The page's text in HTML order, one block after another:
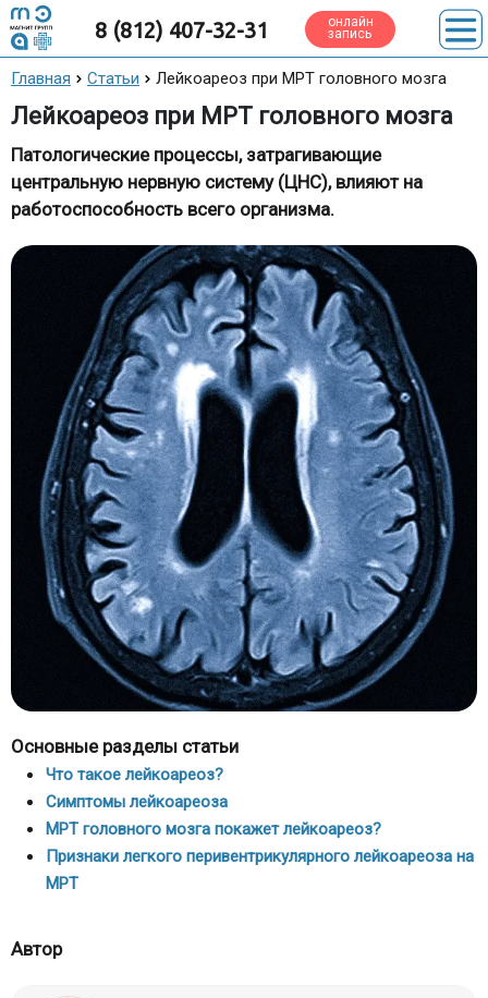
8 (812) 407-32-31 онлайн
запись
Главная Статьи Лейкоареоз при МРТ головного мозга
Лейкоареоз при МРТ головного мозга
Патологические процессы, затрагивающие
центральную нервную систему (ЦНС), влияют на
работоспособность всего организма.
Основные разделы статьи
Что такое лейкоареоз?
Симптомы лейкоареоза
МРТ головного мозга покажет лейкоареоз?
Признаки легкого перивентрикулярного лейкоареоза на
МРТ
Автор